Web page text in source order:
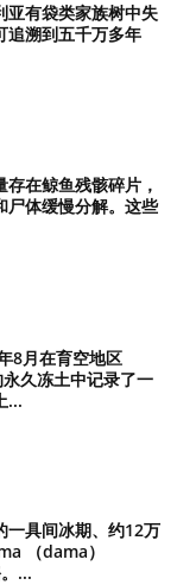
亚有袋类家族树中失
追溯到五千万多年
在鲸鱼残骸碎片，
尸体缓慢分解。这些
8月在育空地区
久冻土中记录了一
...
一具间冰期、约12万
（dama）
...